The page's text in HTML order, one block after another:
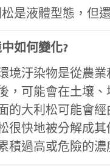
是液體型態，但
如何變化?
境汙染物是從農
，可能會在土壤
的大利松可能會
很快地被分解成其
積過高或危險的